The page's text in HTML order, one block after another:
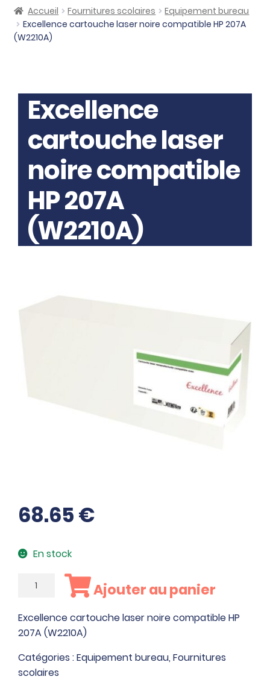
Accueil Fournitures scolaires
Equipement bureau
Excellence cartouche laser noire compatible HP 207A
(W2210A)
Excellence
cartouche laser
noire compatible
HP 207A
(W2210A)
68.65€
En stock
quantité
Excellence
cartouche
laser
noire
compatible
Ajouter au panier
Excellence cartouche laser noire compatible HP
207A (W2210A)
Catégories :Equipement bureau, Fournitures
scolaires